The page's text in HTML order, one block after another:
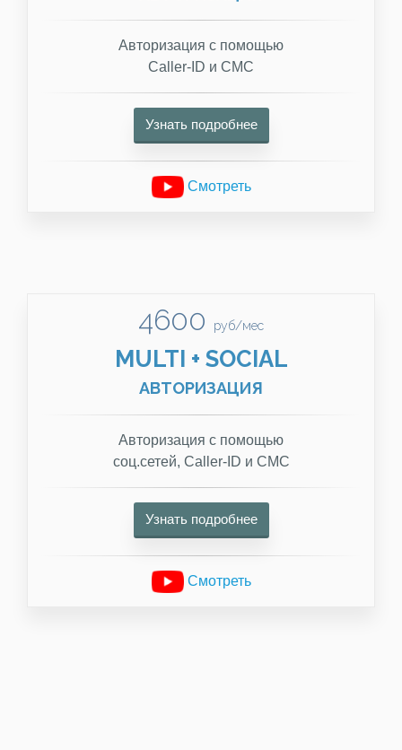
Авторизация с помощью
Caller-ID и СМС
Узнать подробнее
Смотреть
4600 руб/мес
MULTI + SOCIAL
АВТОРИЗАЦИЯ
Авторизация с помощью
соц.сетей, Caller-ID и СМС
Узнать подробнее
Смотреть